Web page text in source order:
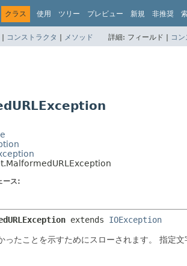
クラス 使用 ツリー プレビュー 新規 非推奨
| コンストラクタ | メソッド 詳細: フィールド | コ
ース:
extends IOException
たことを示すためにスローされます。 指定文